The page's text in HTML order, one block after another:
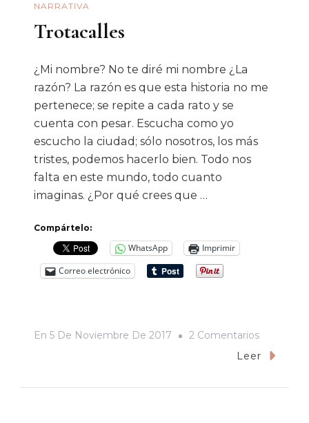
NARRATIVA
Trotacalles
¿Mi nombre? No te diré mi nombre ¿La
razón? La razón es que esta historia no me
pertenece; se repite a cada rato y se
cuenta con pesar. Escucha como yo
escucho la ciudad; sólo nosotros, los más
tristes, podemos hacerlo bien. Todo nos
falta en este mundo, todo cuanto
imaginas. ¿Por qué crees que …
Compártelo:
WhatsApp
Imprimir
Correo electrónico
En 5 De Noviembre De 2017 2 ComentariosEn
Trotacalles
Leer